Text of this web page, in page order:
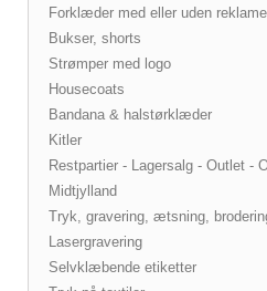
Forklæder med eller uden reklame
Bukser, shorts
Strømper med logo
Housecoats
Bandana & halstørklæder
Kitler
Restpartier - Lagersalg - Outlet -
Midtjylland
Tryk, gravering, ætsning,
Lasergravering
Selvklæbende etiketter